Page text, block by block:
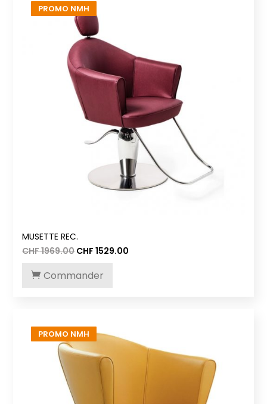
PROMO NMH
MUSETTE REC.
CHF1969.00Le
initial
CHF 1529.00
Commander
PROMO NMH